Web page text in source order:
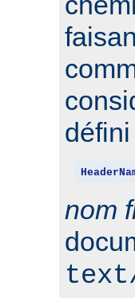
nom